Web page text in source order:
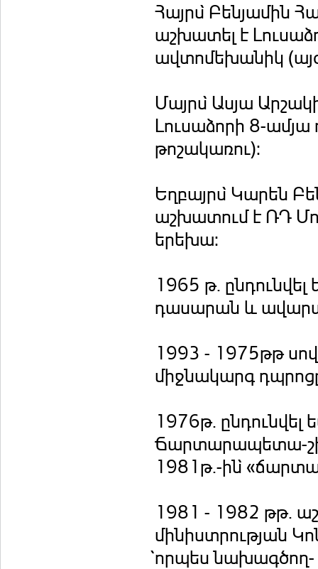
Հայրս̀ Բենյամին
աշխատել է
ավտոմեխանիկ
Մայրս̀ Ասյա
Լուսաձորի 8-
թոշակառու):
Եղբայրս̀ Կարեն
աշխատում է ՌԴ
երեխա:
1965 թ.
դասարան և
1993 - 1975թթ
միջնակարգ
1976թ.
Ճարտարապետա-
1981թ.-ին̀
1981 - 1982 թթ.
մինիստրության
̀որպես նախագծող-